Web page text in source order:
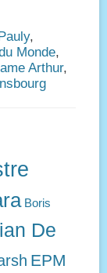
,
Monde,
Arthur,
Boris
De
EPM